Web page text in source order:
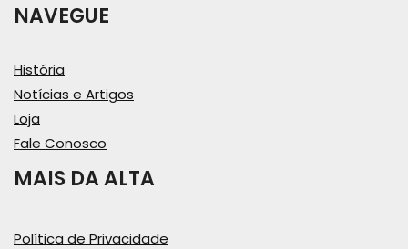
NAVEGUE
História
Notícias e Artigos
Loja
Fale Conosco
MAIS DA ALTA
Política de Privacidade